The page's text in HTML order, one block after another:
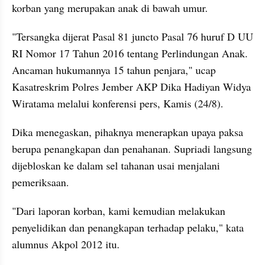
korban yang merupakan anak di bawah umur.
"Tersangka dijerat Pasal 81 juncto Pasal 76 huruf D UU
RI Nomor 17 Tahun 2016 tentang Perlindungan Anak.
Ancaman hukumannya 15 tahun penjara," ucap
Kasatreskrim Polres Jember AKP Dika Hadiyan Widya
Wiratama melalui konferensi pers, Kamis (24/8).
Dika menegaskan, pihaknya menerapkan upaya paksa
berupa penangkapan dan penahanan. Supriadi langsung
dijebloskan ke dalam sel tahanan usai menjalani
pemeriksaan.
"Dari laporan korban, kami kemudian melakukan
penyelidikan dan penangkapan terhadap pelaku," kata
alumnus Akpol 2012 itu.